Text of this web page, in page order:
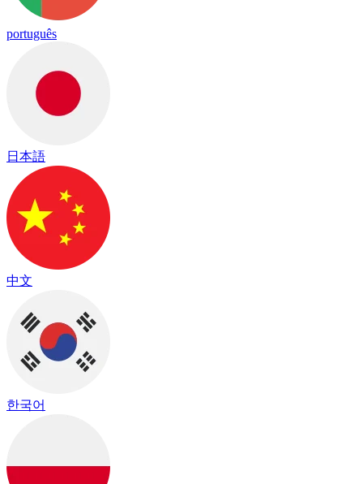
português
日本語
中文
한국어